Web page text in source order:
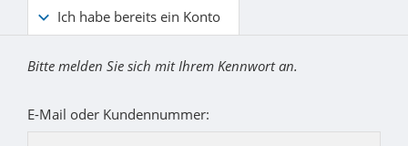
Ich habe bereits ein Konto
Bitte melden Sie sich mit Ihrem Kennwort an.
E-Mail oder Kundennummer: